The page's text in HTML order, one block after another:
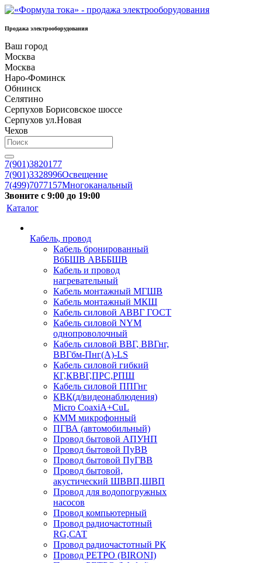
Продажа электрооборудования
Ваш город
Москва
Москва
Наро-Фоминск
Обнинск
Селятино
Серпухов Борисовское шоссе
Серпухов ул.Новая
Чехов
7(901)3820177
7(901)3328996Освещение
7(499)7077157Многоканальный
Звоните с 9:00 до 19:00
Каталог
Кабель, провод
Кабель бронированный
ВбБШВ АВББШВ
Кабель и провод
нагревательный
Кабель монтажный МГШВ
Кабель монтажный МКШ
Кабель силовой АВВГ ГОСТ
Кабель силовой NYM
однопроволочный
Кабель силовой ВВГ, ВВГнг,
ВВГбм-Пнг(А)-LS
Кабель силовой гибкий
КГ,КВВГ,ПРС,РПШ
Кабель силовой ППГнг
КВК(д/видеонаблюдения)
Micro CoaxiA+CuL
КММ микрофонный
ПГВА (автомобильный)
Провод бытовой АПУНП
Провод бытовой ПуВВ
Провод бытовой ПуГВВ
Провод бытовой,
акустический ШВВП,ШВП
Провод для водопогружных
насосов
Провод компьютерный
Провод радиочастотный
RG,САТ
Провод радиочастотный РК
Провод РЕТРО (BIRONI)